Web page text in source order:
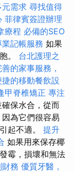
需求 尋找值得
菲律賓簽證辦理
療程 必備的SEO
記帳服務 如果
。 台北護理之
善的家事服務，
的移動餐飲設
甲脊椎矯正 專注
保水合，從而
為它們很容易
起不適。 提升
如果用來保存椰
霉，損壞和無法
務 優質牙醫，